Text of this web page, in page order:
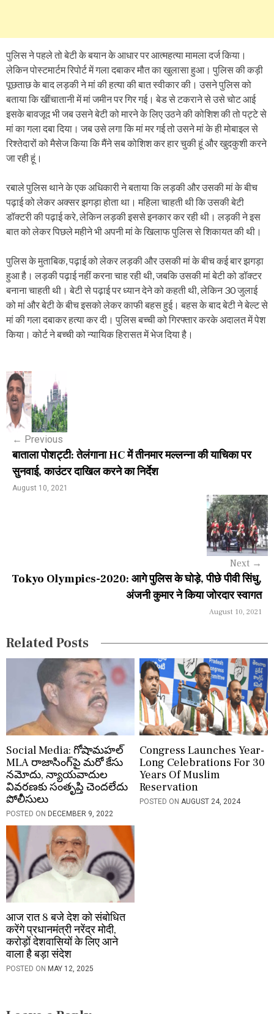
पुलिस ने पहले तो बेटी के बयान के आधार पर आत्महत्या मामला दर्ज किया।
लेकिन पोस्टमार्टम रिपोर्ट में गला दबाकर मौत का खुलासा हुआ। पुलिस की कड़ी
पूछताछ के बाद लड़की ने मां की हत्या की बात स्वीकार की। उसने पुलिस को
बताया कि खींचातानी में मां जमीन पर गिर गई। बेड से टकराने से उसे चोट आई
इसके बावजूद भी जब उसने बेटी को मारने के लिए उठने की कोशिश की तो पट्टे से
मां का गला दबा दिया। जब उसे लगा कि मां मर गई तो उसने मां के ही मोबाइल से
रिश्तेदारों को मैसेज किया कि मैंने सब कोशिश कर हार चुकी हूं और खुदकुशी करने
जा रही हूं।
रबाले पुलिस थाने के एक अधिकारी ने बताया कि लड़की और उसकी मां के बीच
पढ़ाई को लेकर अक्सर झगड़ा होता था। महिला चाहती थी कि उसकी बेटी
डॉक्टरी की पढ़ाई करे, लेकिन लड़की इससे इनकार कर रही थी। लड़की ने इस
बात को लेकर पिछले महीने भी अपनी मां के खिलाफ पुलिस से शिकायत की थी।
पुलिस के मुताबिक, पढ़ाई को लेकर लड़की और उसकी मां के बीच कई बार झगड़ा
हुआ है। लड़की पढ़ाई नहीं करना चाह रही थी, जबकि उसकी मां बेटी को डॉक्टर
बनाना चाहती थी। बेटी से पढ़ाई पर ध्यान देने को कहती थी, लेकिन 30 जुलाई
को मां और बेटी के बीच इसको लेकर काफी बहस हुई। बहस के बाद बेटी ने बेल्ट से
मां की गला दबाकर हत्या कर दी। पुलिस बच्ची को गिरफ्तार करके अदालत में पेश
किया। कोर्ट ने बच्ची को न्यायिक हिरासत में भेज दिया है।
P
o
s
n
a
a
o
← Previous
बाताला पोशट्टी: तेलंगाना HC में तीनमार मल्लन्ना की याचिका पर
सुनवाई, काउंटर दाखिल करने का निर्देश
August 10, 2021
Next →
Tokyo Olympics-2020: आगे पुलिस के घोड़े, पीछे पीवी सिंधु,
अंजनी कुमार ने किया जोरदार स्वागत
August 10, 2021
Related Posts
Social Media: గోషామహల్
MLA రాజాసింగ్‌పై మరో కేసు
నమోదు, న్యాయవాదుల
వివరణకు సంతృప్తి చెందలేదు
పోలీసులు
POSTED ON DECEMBER 9, 2022
Congress Launches Year-
Long Celebrations For 30
Years Of Muslim
Reservation
POSTED ONAUGUST 24, 2024
आज रात 8 बजे देश को संबोधित
करेंगे प्रधानमंत्री नरेंद्र मोदी,
करोड़ों देशवासियों के लिए आने
वाला है बड़ा संदेश
POSTED ON MAY 12, 2025